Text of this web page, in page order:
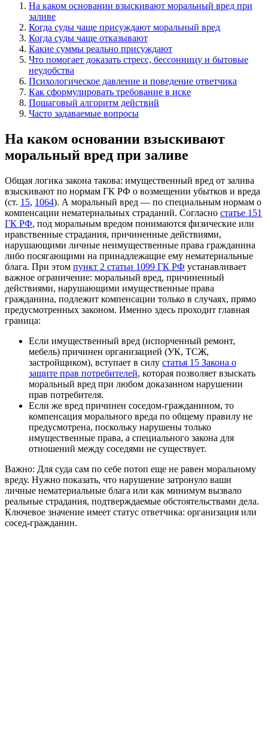
На каком основании взыскивают моральный вред при
заливе
Когда суды чаще присуждают моральный вред
Когда суды чаще отказывают
Какие суммы реально присуждают
Что помогает доказать стресс, бессонницу и бытовые
неудобства
Психологическое давление и поведение ответчика
Как сформулировать требование в иске
Пошаговый алгоритм действий
Часто задаваемые вопросы
На каком основании взыскивают
моральный вред при заливе
Общая логика закона такова: имущественный вред от залива
взыскивают по нормам ГК РФ о возмещении убытков и вреда
(ст. 15, 1064). А моральный вред — по специальным нормам о
компенсации нематериальных страданий. Согласно статье 151
ГК РФ, под моральным вредом понимаются физические или
нравственные страдания, причиненные действиями,
нарушающими личные неимущественные права гражданина
либо посягающими на принадлежащие ему нематериальные
блага. При этом пункт 2 статьи 1099 ГК РФ устанавливает
важное ограничение: моральный вред, причиненный
действиями, нарушающими имущественные права
гражданина, подлежит компенсации только в случаях, прямо
предусмотренных законом. Именно здесь проходит главная
граница:
Если имущественный вред (испорченный ремонт,
мебель) причинен организацией (УК, ТСЖ,
застройщиком), вступает в силу статья 15 Закона о
защите прав потребителей, которая позволяет взыскать
моральный вред при любом доказанном нарушении
прав потребителя.
Если же вред причинен соседом-гражданином, то
компенсация морального вреда по общему правилу не
предусмотрена, поскольку нарушены только
имущественные права, а специального закона для
отношений между соседями не существует.
Важно: Для суда сам по себе потоп еще не равен моральному
вреду. Нужно показать, что нарушение затронуло ваши
личные нематериальные блага или как минимум вызвало
реальные страдания, подтверждаемые обстоятельствами дела.
Ключевое значение имеет статус ответчика: организация или
сосед-гражданин.